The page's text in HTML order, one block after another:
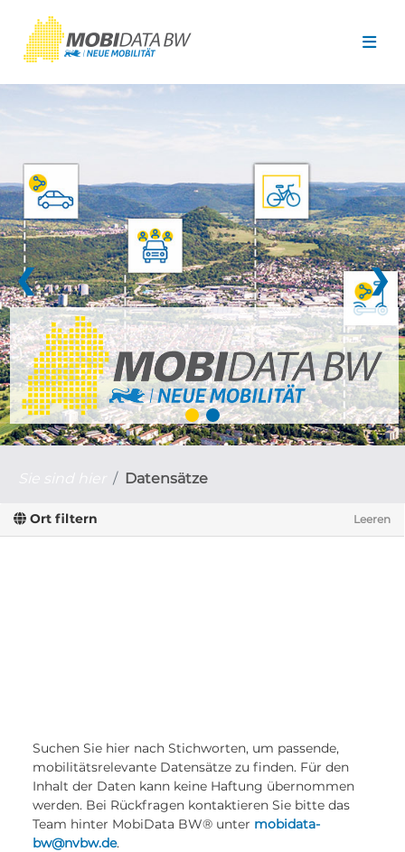
❮ ❯
Datensätze
Ort filtern Leeren
Suchen Sie hier nach Stichworten, um passende,
mobilitätsrelevante Datensätze zu finden. Für den
Inhalt der Daten kann keine Haftung übernommen
werden. Bei Rückfragen kontaktieren Sie bitte das
Team hinter MobiData BW® unter mobidata-
bw@nvbw.de.